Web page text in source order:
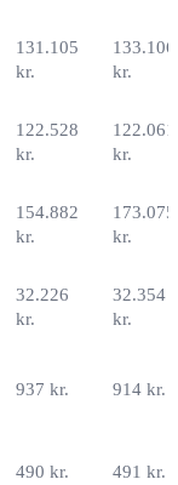
131.105
kr.
133.106
kr.
122.528
kr.
122.061
kr.
154.882
kr.
173.075
kr.
32.226
kr.
32.354
kr.
937 kr. 914 kr.
490 kr. 491 kr.